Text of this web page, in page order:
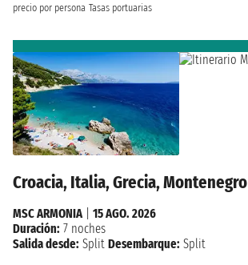
precio por persona Tasas portuarias
Croacia, Italia, Grecia, Montenegro
MSC ARMONIA| 15 AGO. 2026
Duración: 7 noches
Salida desde: Split Desembarque: Split